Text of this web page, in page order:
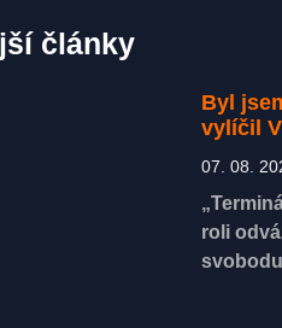
články
Byl
vylíčil
07. 08.
roli